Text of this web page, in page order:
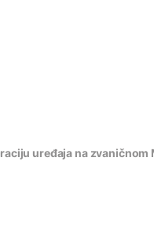
uređaja na zvaničnom